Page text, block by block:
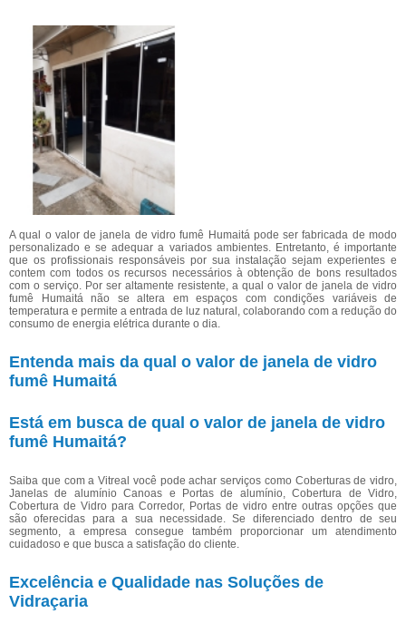
A qual o valor de janela de vidro fumê Humaitá pode ser fabricada de modo
personalizado e se adequar a variados ambientes. Entretanto, é importante
que os profissionais responsáveis por sua instalação sejam experientes e
contem com todos os recursos necessários à obtenção de bons resultados
com o serviço. Por ser altamente resistente, a qual o valor de janela de vidro
fumê Humaitá não se altera em espaços com condições variáveis de
temperatura e permite a entrada de luz natural, colaborando com a redução do
consumo de energia elétrica durante o dia.
Entenda mais da qual o valor de janela de vidro
fumê Humaitá
Está em busca de qual o valor de janela de vidro
fumê Humaitá?
Saiba que com a Vitreal você pode achar serviços como Coberturas de vidro,
Janelas de alumínio Canoas e Portas de alumínio, Cobertura de Vidro,
Cobertura de Vidro para Corredor, Portas de vidro entre outras opções que
são oferecidas para a sua necessidade. Se diferenciado dentro de seu
segmento, a empresa consegue também proporcionar um atendimento
cuidadoso e que busca a satisfação do cliente.
Excelência e Qualidade nas Soluções de
Vidraçaria